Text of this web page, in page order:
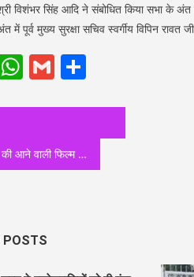
विशंभर सिंह आदि ने संबोधित किया सभा के
में पूर्व मुख्य सुरक्षा सचिव स्वर्गीय विपिन रावत
WhatsApp
Gmail
फिल्म ‘तेजस’ की रिलीज डेट अनाउंस
POSTS